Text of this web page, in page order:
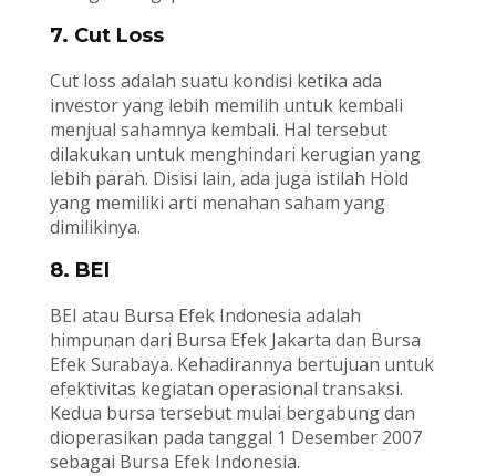
7. Cut Loss
Cut loss adalah suatu kondisi ketika ada
investor yang lebih memilih untuk kembali
menjual sahamnya kembali. Hal tersebut
dilakukan untuk menghindari kerugian yang
lebih parah. Disisi lain, ada juga istilah Hold
yang memiliki arti menahan saham yang
dimilikinya.
8. BEI
BEI atau Bursa Efek Indonesia adalah
himpunan dari Bursa Efek Jakarta dan Bursa
Efek Surabaya. Kehadirannya bertujuan untuk
efektivitas kegiatan operasional transaksi.
Kedua bursa tersebut mulai bergabung dan
dioperasikan pada tanggal 1 Desember 2007
sebagai Bursa Efek Indonesia.